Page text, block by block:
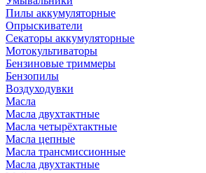
Пилы аккумуляторные
Опрыскиватели
Секаторы аккумуляторные
Мотокультиваторы
Бензиновые триммеры
Бензопилы
Воздуходувки
Масла
Масла двухтактные
Масла четырёхтактные
Масла цепные
Масла трансмиссионные
Масла двухтактные